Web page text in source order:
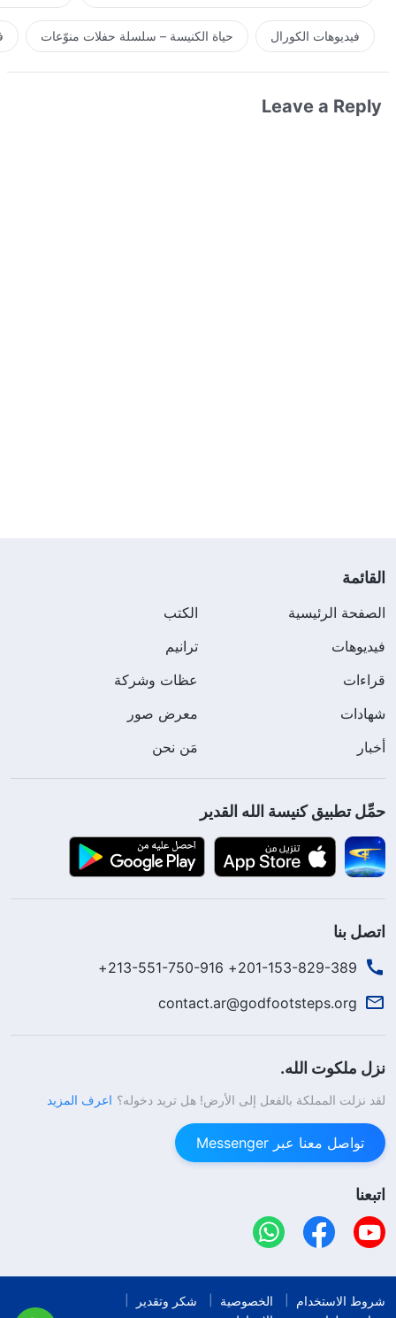
فيديوهات الكورال حياة الكنيسة – سلسلة حفلات منوّعات
Leave a Reply
القائمة
الصفحة الرئيسية
الكتب
فيديوهات
ترانيم
قراءات
عظات وشركة
شهادات
معرض صور
أخبار
مَن نحن
حمِّل تطبيق كنيسة الله القدير
اتصل بنا
201-153-829-389+ 213-551-750-916+
contact.ar@godfootsteps.org
نزل ملكوت الله.
لقد نزلت المملكة بالفعل إلى الأرض! هل تريد دخوله؟ اعرف المزيد
تواصل معنا عبر Messenger
اتبعنا
شروط الاستخدام الخصوصية
شكر وتقدير